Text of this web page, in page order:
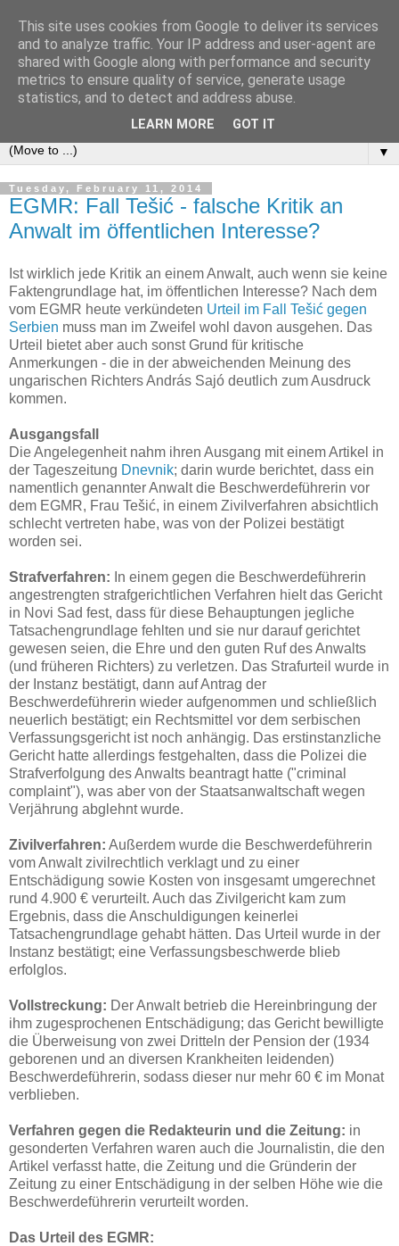
e-comm
Blog zum österreichischen und europäischen Recht der
elektronischen Kommunikationsnetze und -dienste
▼
Tuesday, February 11, 2014
EGMR: Fall Tešić - falsche Kritik an
Anwalt im öffentlichen Interesse?
Ist wirklich jede Kritik an einem Anwalt, auch wenn sie keine
Faktengrundlage hat, im öffentlichen Interesse? Nach dem
vom EGMR heute verkündeten Urteil im Fall Tešić gegen
Serbien muss man im Zweifel wohl davon ausgehen. Das
Urteil bietet aber auch sonst Grund für kritische
Anmerkungen - die in der abweichenden Meinung des
ungarischen Richters András Sajó deutlich zum Ausdruck
kommen.
Ausgangsfall
Die Angelegenheit nahm ihren Ausgang mit einem Artikel in
der Tageszeitung Dnevnik; darin wurde berichtet, dass ein
namentlich genannter Anwalt die Beschwerdeführerin vor
dem EGMR, Frau Tešić, in einem Zivilverfahren absichtlich
schlecht vertreten habe, was von der Polizei bestätigt
worden sei.
Strafverfahren: In einem gegen die Beschwerdeführerin
angestrengten strafgerichtlichen Verfahren hielt das Gericht
in Novi Sad fest, dass für diese Behauptungen jegliche
Tatsachengrundlage fehlten und sie nur darauf gerichtet
gewesen seien, die Ehre und den guten Ruf des Anwalts
(und früheren Richters) zu verletzen. Das Strafurteil wurde in
der Instanz bestätigt, dann auf Antrag der
Beschwerdeführerin wieder aufgenommen und schließlich
neuerlich bestätigt; ein Rechtsmittel vor dem serbischen
Verfassungsgericht ist noch anhängig. Das erstinstanzliche
Gericht hatte allerdings festgehalten, dass die Polizei die
Strafverfolgung des Anwalts beantragt hatte ("criminal
complaint"), was aber von der Staatsanwaltschaft wegen
Verjährung abglehnt wurde.
Zivilverfahren: Außerdem wurde die Beschwerdeführerin
vom Anwalt zivilrechtlich verklagt und zu einer
Entschädigung sowie Kosten von insgesamt umgerechnet
rund 4.900 € verurteilt. Auch das Zivilgericht kam zum
Ergebnis, dass die Anschuldigungen keinerlei
Tatsachengrundlage gehabt hätten. Das Urteil wurde in der
Instanz bestätigt; eine Verfassungsbeschwerde blieb
erfolglos.
Vollstreckung: Der Anwalt betrieb die Hereinbringung der
ihm zugesprochenen Entschädigung; das Gericht bewilligte
die Überweisung von zwei Dritteln der Pension der (1934
geborenen und an diversen Krankheiten leidenden)
Beschwerdeführerin, sodass dieser nur mehr 60 € im Monat
verblieben.
Verfahren gegen die Redakteurin und die Zeitung: in
gesonderten Verfahren waren auch die Journalistin, die den
Artikel verfasst hatte, die Zeitung und die Gründerin der
Zeitung zu einer Entschädigung in der selben Höhe wie die
Beschwerdeführerin verurteilt worden.
Das Urteil des EGMR:
This site uses cookies from Google to deliver its services
and to analyze traffic. Your IP address and user-agent are
shared with Google along with performance and security
metrics to ensure quality of service, generate usage
statistics, and to detect and address abuse.
LEARN MORE GOT IT